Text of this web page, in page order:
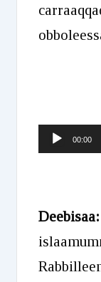
Audio00:00
Deebisaa: